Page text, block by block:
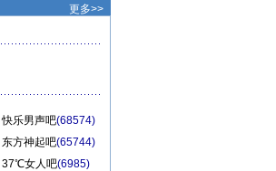
更多>>
快乐男声吧(68574)
东方神起吧(65744)
37℃女人吧(6985)